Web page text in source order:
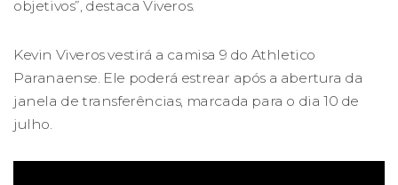
objetivos”, destaca Viveros.
Kevin Viveros vestirá a camisa 9 do Athletico
Paranaense. Ele poderá estrear após a abertura da
janela de transferências, marcada para o dia 10 de
julho.